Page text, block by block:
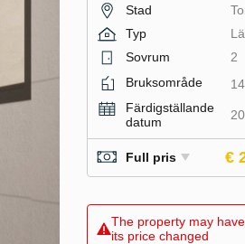
Stad
Typ
Sovrum
2
Bruksområde
Färdigställande
datum
Full pris €
The property may
its price changed